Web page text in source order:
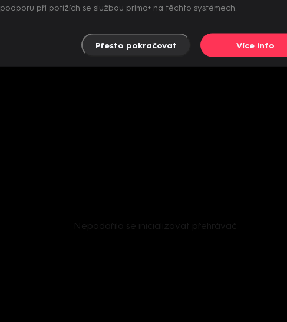
Nepodařilo se inicializovat přehrávač
podporu při potížích se službou prima+ na těchto systémech.
Přesto pokračovat Více info